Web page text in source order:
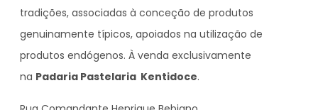
tradições, associadas à conceção de produtos
genuinamente típicos, apoiados na utilização de
produtos endógenos. À venda exclusivamente
na Padaria Pastelaria Kentidoce.